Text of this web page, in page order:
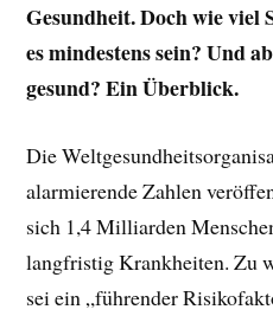
Gesundheit. Doch wie viel
es mindestens sein? Und
gesund? Ein Überblick.
Die
alarmierende Zahlen
sich 1,4 Milliarden
langfristig Krankheiten. Zu
sei ein „führender